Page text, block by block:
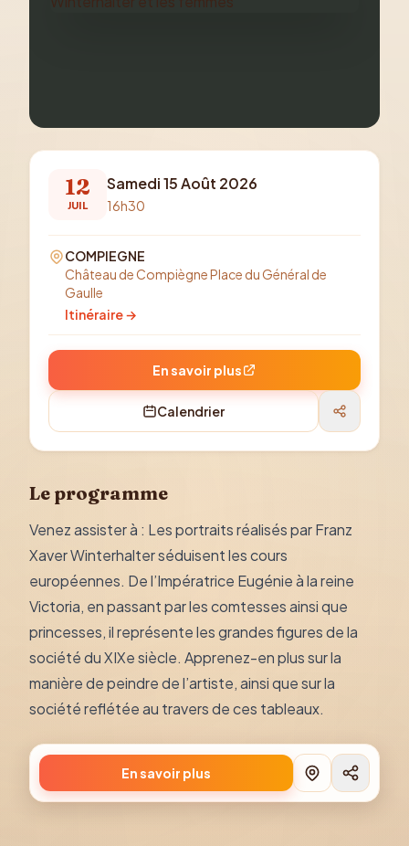
12
JUIL
Samedi 15 Août 2026
16h30
COMPIEGNE
Château de Compiègne Place du Général de
Gaulle
Itinéraire →
En savoir plus
Calendrier
Le programme
Venez assister à : Les portraits réalisés par Franz
Xaver Winterhalter séduisent les cours
européennes. De l’Impératrice Eugénie à la reine
Victoria, en passant par les comtesses ainsi que
princesses, il représente les grandes figures de la
société du XIXe siècle. Apprenez-en plus sur la
manière de peindre de l’artiste, ainsi que sur la
société reflétée au travers de ces tableaux.
En savoir plus